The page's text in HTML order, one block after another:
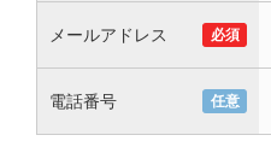
メールアドレス 必須
電話番号 任意